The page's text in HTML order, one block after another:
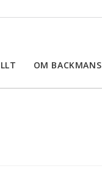
OM BACKMANS